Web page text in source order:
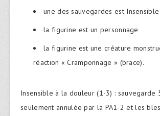
une des sauvegardes est
la figurine est un personnage
la figurine est une créature
réaction « Cramponnage » (brace).
Insensible à la douleur (1-3) : sauvegarde
seulement annulée par la PA1-2 et les